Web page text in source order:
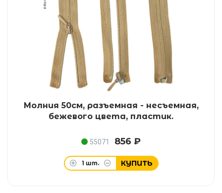
Молния 50см, разъемная - несъемная,
бежевого цвета, пластик.
55071 856 ₽
1 шт. КУПИТЬ